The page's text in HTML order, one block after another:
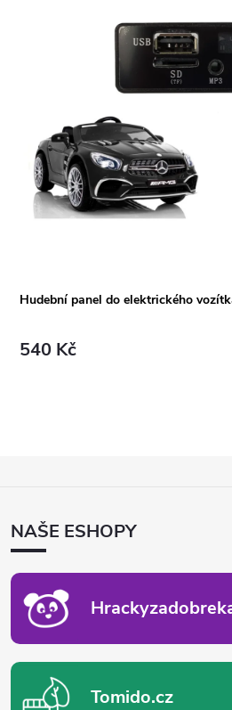
Hudební panel do elektrického
540 Kč
ANAŠE ESHOPY
Tomido.cz